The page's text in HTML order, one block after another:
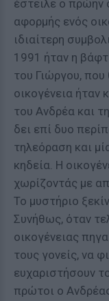
έστειλε ο πρώην
αφορμής ενός
ιδιαίτερη
1991 ήταν η
του Γιώργου,
οικογένεια ήταν
του Ανδρέα και
δει επί δυο
τηλεόραση και
κηδεία. Η
χωρίζοντάς με
Το μυστήριο
Συνήθως, όταν
οικογένειας
τους γονείς, να
ευχαριστήσουν
πρώτοι ο